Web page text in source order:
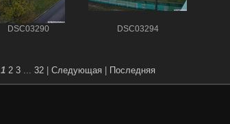
DSC03290 DSC03294
1 2 3 32 Следующая Последняя